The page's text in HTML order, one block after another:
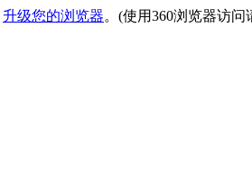
升级您的浏览器。(使用360浏览器访